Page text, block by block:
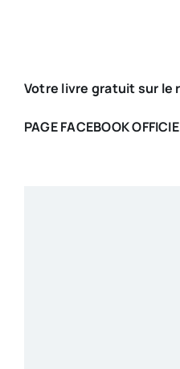
Votre livre gratuit sur le
PAGE FACEBOOK